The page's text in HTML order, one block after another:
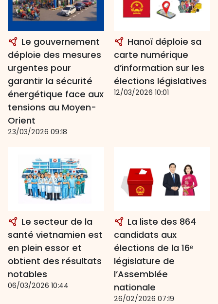
Le gouvernement
déploie des mesures
urgentes pour
garantir la sécurité
énergétique face aux
tensions au Moyen-
Orient
23/03/2026 09:18
Hanoï déploie sa
carte numérique
d’information sur les
élections législatives
12/03/2026 10:01
Le secteur de la
santé vietnamien est
en plein essor et
obtient des résultats
notables
06/03/2026 10:44
La liste des 864
candidats aux
élections de la 16ᵉ
législature de
l’Assemblée
nationale
26/02/2026 07:19